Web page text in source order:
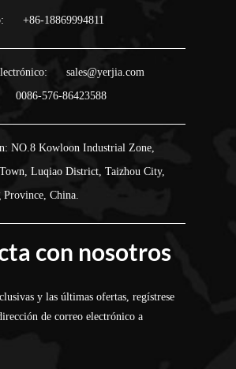
+86-18869994811
sales@yerjia.com
0086-576-86423588
NO.8 Kowloon Industrial Zone,
Luqiao District, Taizhou City,
Province, China.
con nosotros
y las últimas ofertas, regístrese
de correo electrónico a